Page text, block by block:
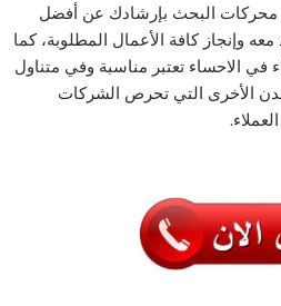
البحث بإرشادك عن أفضل
وإنجاز كافة الأعمال المطلوبة، كما
في الاحساء تعتبر مناسبة وفي متناول
الأخرى التي تحرص الشركات